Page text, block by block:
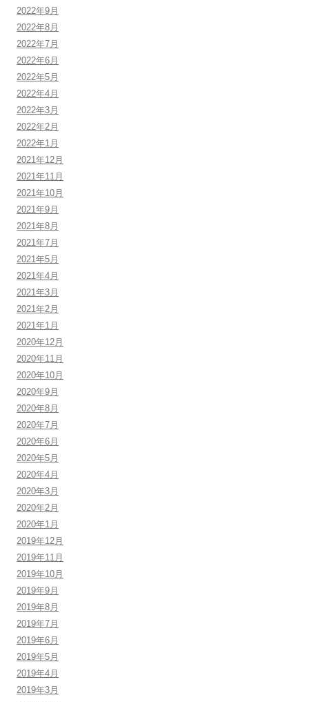
2022年9月
2022年8月
2022年7月
2022年6月
2022年5月
2022年4月
2022年3月
2022年2月
2022年1月
2021年12月
2021年11月
2021年10月
2021年9月
2021年8月
2021年7月
2021年5月
2021年4月
2021年3月
2021年2月
2021年1月
2020年12月
2020年11月
2020年10月
2020年9月
2020年8月
2020年7月
2020年6月
2020年5月
2020年4月
2020年3月
2020年2月
2020年1月
2019年12月
2019年11月
2019年10月
2019年9月
2019年8月
2019年7月
2019年6月
2019年5月
2019年4月
2019年3月